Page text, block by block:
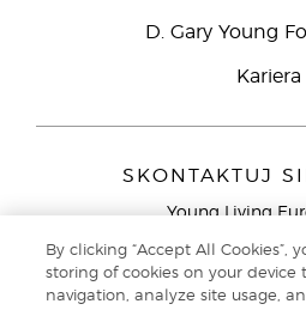
D. Gary Young
Kariera
SKONTAKTUJ
Young Living
9727 AJ
By clicking “Accept All Cookies”,
storing of cookies on your device
navigation, analyze site usage,